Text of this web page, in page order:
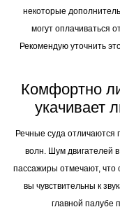
некоторые
могут оплачиваться
Рекомендую уточнить
Комфортно
укачивает
Речные суда отличаются
волн. Шум двигателей
пассажиры отмечают, что
вы чувствительны к
главной палубе